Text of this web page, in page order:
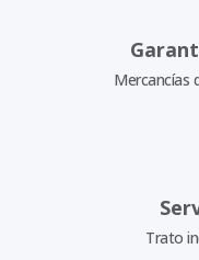
Mercancías
Trato